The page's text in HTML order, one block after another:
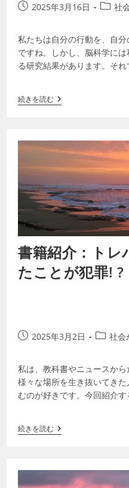
2025年3月16日 社
私たちは自分の行動を、自
ですね。しかし、脳科学に
る研究結果があります。そ
続きを読む
書籍紹介：トレ
たことが犯罪!
2025年3月2日 社会
私は、教科書やニュースか
様々な場所を生き抜いてき
むのが好きです。今回紹介
続きを読む